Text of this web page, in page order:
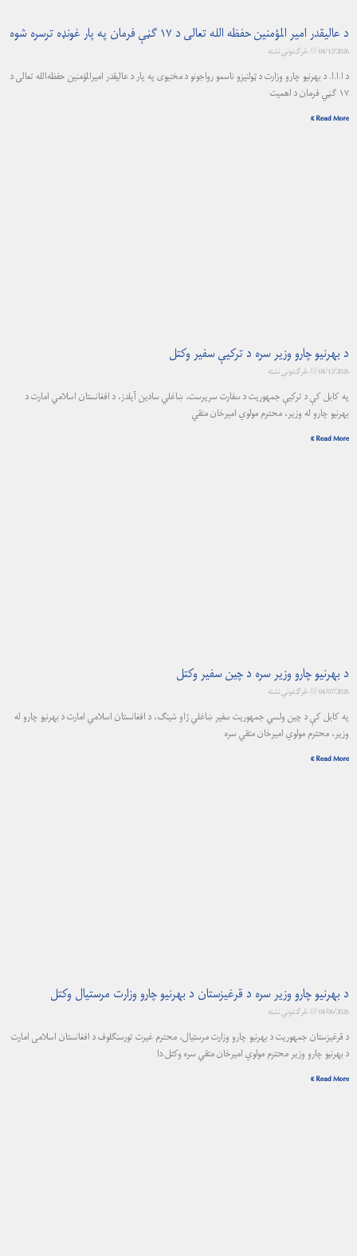
د عالیقدر امیر المؤمنین حفظه الله تعالی د ۱۷ گڼې فرمان په پار غونډه ترسره شوه
04/12/2026 څرگندونې نشته
د ا.ا.ا. د بهرنیو چارو وزارت د ټولنیزو ناسمو رواجونو د مخنيوی په پار د عالیقدر امیرالمؤمنین حفظه‌الله تعالی د
١٧ گڼي فرمان د اهمیت
Read More »
د بهرنيو چارو وزير سره د ترکیې سفير وکتل
04/12/2026 څرگندونې نشته
په کابل کې د ترکیې جمهوریت د سفارت سرپرست، ښاغلي سادین آیلدز، د افغانستان اسلامي امارت د
بهرنیو چارو له وزیر، محترم مولوي امیرخان متقي
Read More »
د بهرنیو چارو وزیر سره د چين سفیر وکتل
04/07/2026 څرگندونې نشته
په کابل کې د چین ولسي جمهوریت سفیر ښاغلي ژاو شینګ، د افغانستان اسلامي امارت د بهرنیو چارو له
وزیر، محترم مولوي امیرخان متقي سره
Read More »
د بهرنیو چارو وزیر سره د قرغیزستان د بهرنیو چارو وزارت مرستیال وکتل
04/06/2026 څرگندونې نشته
د قرغیزستان جمهوریت د بهرنیو چارو وزارت مرستیال، محترم غیرت تورسنګلوف د افغانستان اسلامی امارت
د بهرنیو چارو وزیر محترم مولوي امیرخان متقي سره وکتل.دا
Read More »